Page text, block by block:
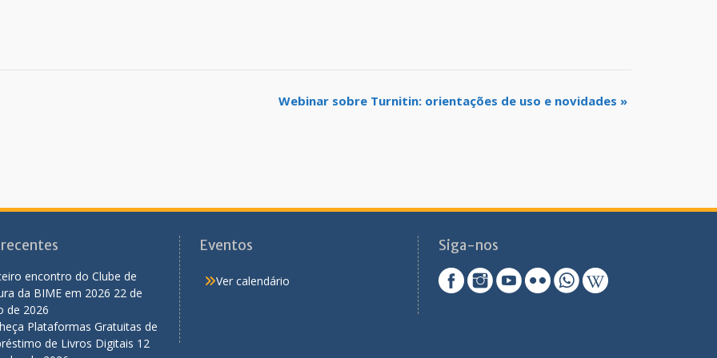
Webinar sobre Turnitin: orientações de uso e novidades »
encontro do Clube de
da BIME em 2026 22 de
de 2026
Plataformas Gratuitas de
de Livros Digitais 12
Eventos
Ver calendário
Siga-nos